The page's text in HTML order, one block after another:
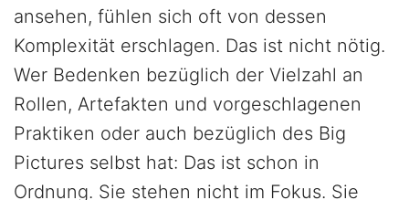
ansehen, fühlen sich oft von dessen
Komplexität erschlagen. Das ist nicht nötig.
Wer Bedenken bezüglich der Vielzahl an
Rollen, Artefakten und vorgeschlagenen
Praktiken oder auch bezüglich des Big
Pictures selbst hat: Das ist schon in
Ordnung. Sie stehen nicht im Fokus. Sie